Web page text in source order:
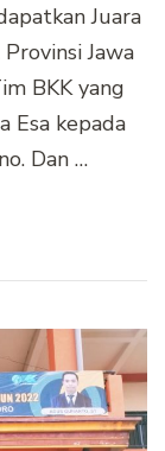
Juara
Jawa
BKK yang
Esa kepada
Dan …